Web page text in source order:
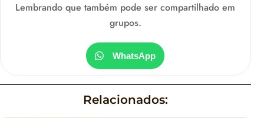
Lembrando que também pode ser compartilhado em
grupos.
WhatsApp
Relacionados: